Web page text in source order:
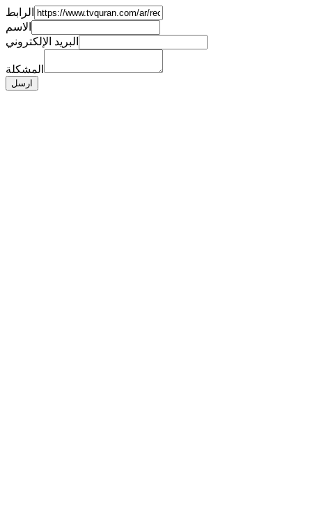
الرابط
الاسم
البريد الإلكتروني
المشكلة
ارسل